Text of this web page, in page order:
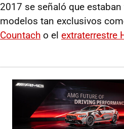
2017 se señaló que estaban
modelos tan exclusivos
Countach o el extraterrestre